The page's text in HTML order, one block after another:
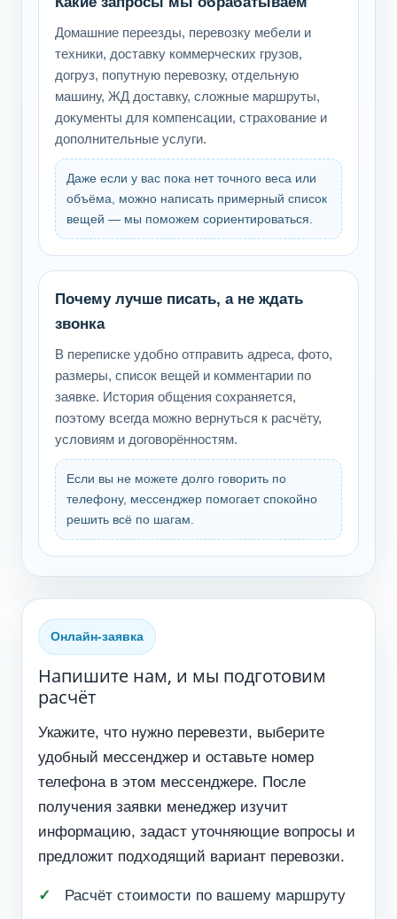
Домашние переезды, перевозку мебели и
техники, доставку коммерческих грузов,
догруз, попутную перевозку, отдельную
машину, ЖД доставку, сложные маршруты,
документы для компенсации, страхование и
дополнительные услуги.
Даже если у вас пока нет точного веса или
объёма, можно написать примерный список
вещей — мы поможем сориентироваться.
Почему лучше писать, а не ждать
звонка
В переписке удобно отправить адреса, фото,
размеры, список вещей и комментарии по
заявке. История общения сохраняется,
поэтому всегда можно вернуться к расчёту,
условиям и договорённостям.
Если вы не можете долго говорить по
телефону, мессенджер помогает спокойно
решить всё по шагам.
Онлайн-заявка
Напишите нам, и мы подготовим
расчёт
Укажите, что нужно перевезти, выберите
удобный мессенджер и оставьте номер
телефона в этом мессенджере. После
получения заявки менеджер изучит
информацию, задаст уточняющие вопросы и
предложит подходящий вариант перевозки.
Расчёт стоимости по вашему маршруту